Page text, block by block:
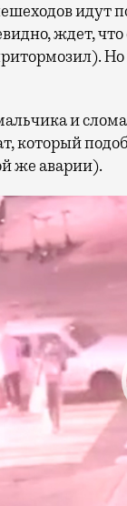
идут
ждет,
и
который
же аварии).